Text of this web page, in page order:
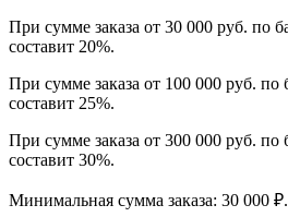
При сумме заказа от 30 000 руб. по
составит 20%.
При сумме заказа от 100 000 руб. по
составит 25%.
При сумме заказа от 300 000 руб. по
составит 30%.
Минимальная сумма заказа: 30 000 ₽.